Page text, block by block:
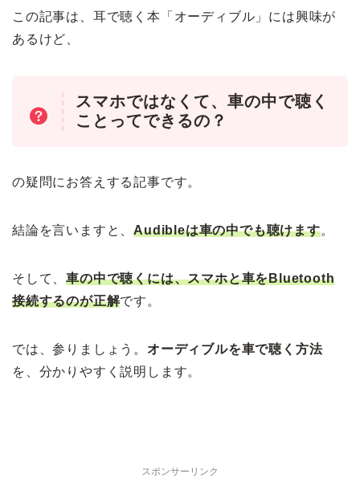
この記事は、耳で聴く本「オーディブル」には興味が
あるけど、
スマホではなくて、車の中で聴く
ことってできるの？
の疑問にお答えする記事です。
結論を言いますと、Audibleは車の中でも聴けます。
そして、車の中で聴くには、スマホと車をBluetooth
接続するのが正解です。
では、参りましょう。 オーディブルを車で聴く方法
を、分かりやすく説明します。
スポンサーリンク